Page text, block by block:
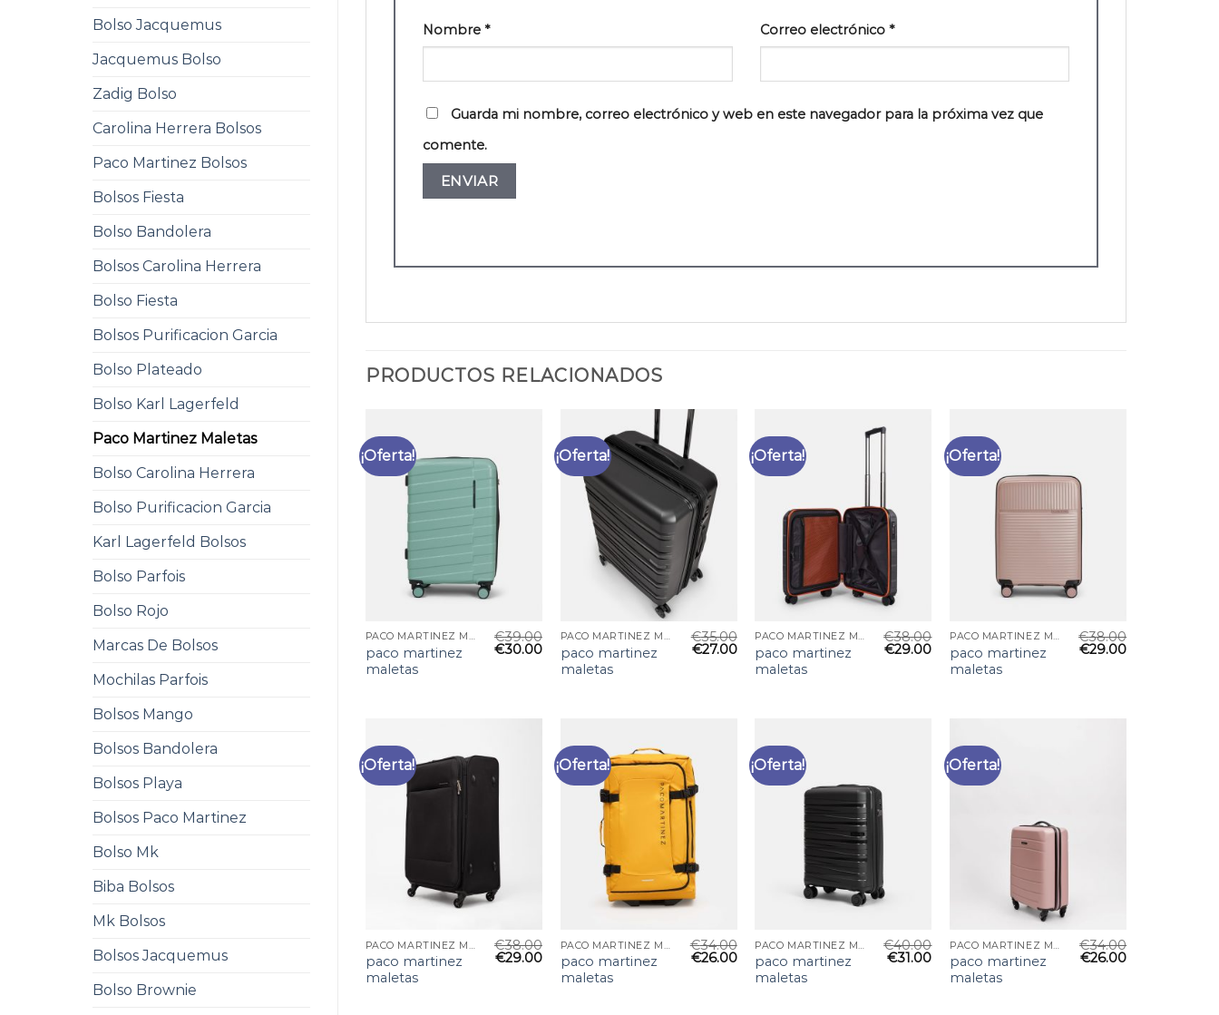
Bolso Jacquemus
Jacquemus Bolso
Zadig Bolso
Carolina Herrera Bolsos
Paco Martinez Bolsos
Bolsos Fiesta
Bolso Bandolera
Bolsos Carolina Herrera
Bolso Fiesta
Bolsos Purificacion Garcia
Bolso Plateado
Bolso Karl Lagerfeld
Paco Martinez Maletas
Bolso Carolina Herrera
Bolso Purificacion Garcia
Karl Lagerfeld Bolsos
Bolso Parfois
Bolso Rojo
Marcas De Bolsos
Mochilas Parfois
Bolsos Mango
Bolsos Bandolera
Bolsos Playa
Bolsos Paco Martinez
Bolso Mk
Biba Bolsos
Mk Bolsos
Bolsos Jacquemus
Bolso Brownie
Nombre * Correo electrónico *
Guarda mi nombre, correo electrónico y web en este navegador para la próxima vez que
comente.
PRODUCTOS RELACIONADOS
¡Oferta!
PACO MARTINEZ MALETAS
paco martinez
maletas
€39.00
€30.00
¡Oferta!
PACO MARTINEZ MALETAS
paco martinez
maletas
€35.00
€27.00
¡Oferta!
PACO MARTINEZ MALETAS
paco martinez
maletas
€38.00
€29.00
¡Oferta!
PACO MARTINEZ MALETAS
paco martinez
maletas
€38.00
€29.00
¡Oferta!
paco martinez
maletas
€38.00
€29.00
¡Oferta!
paco martinez
maletas
€34.00
€26.00
¡Oferta!
paco martinez
maletas
€40.00
€31.00
¡Oferta!
paco martinez
maletas
€34.00
€26.00